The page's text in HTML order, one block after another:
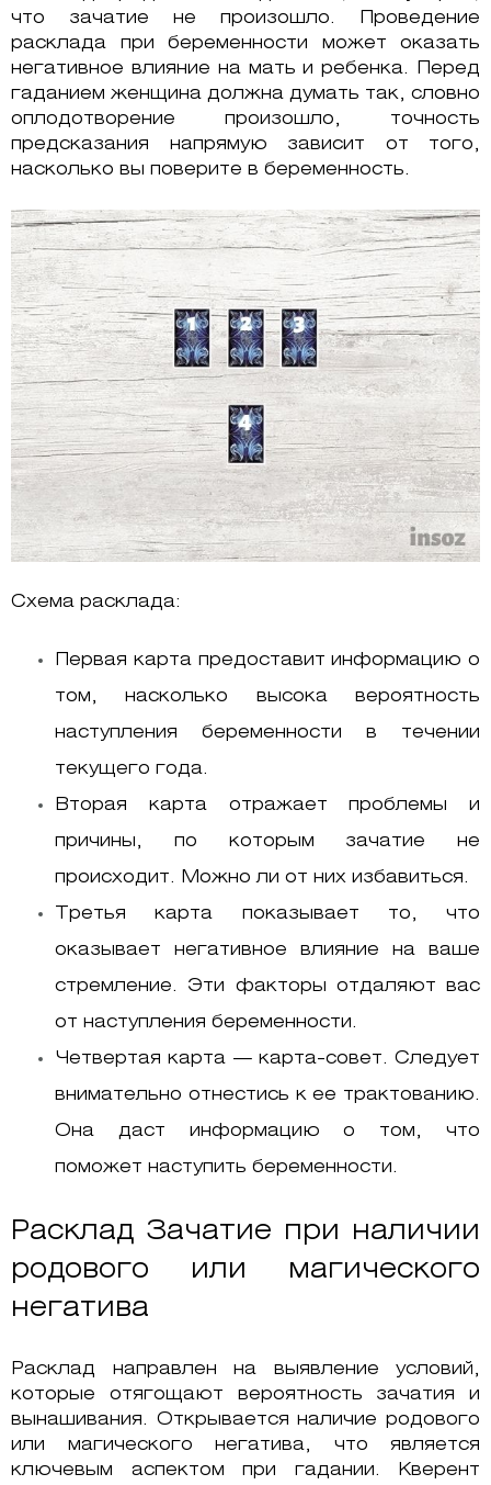
что зачатие не произошло. Проведение
расклада при беременности может оказать
негативное влияние на мать и ребенка. Перед
гаданием женщина должна думать так, словно
оплодотворение произошло, точность
предсказания напрямую зависит от того,
насколько вы поверите в беременность.
Схема расклада:
Первая карта предоставит информацию о
том, насколько высока вероятность
наступления беременности в течении
текущего года.
Вторая карта отражает проблемы и
причины, по которым зачатие не
происходит. Можно ли от них избавиться.
Третья карта показывает то, что
оказывает негативное влияние на ваше
стремление. Эти факторы отдаляют вас
от наступления беременности.
Четвертая карта — карта-совет. Следует
внимательно отнестись к ее трактованию.
Она даст информацию о том, что
поможет наступить беременности.
Расклад Зачатие при наличии
родового или магического
негатива
Расклад направлен на выявление условий,
которые отягощают вероятность зачатия и
вынашивания. Открывается наличие родового
или магического негатива, что является
ключевым аспектом при гадании. Кверент